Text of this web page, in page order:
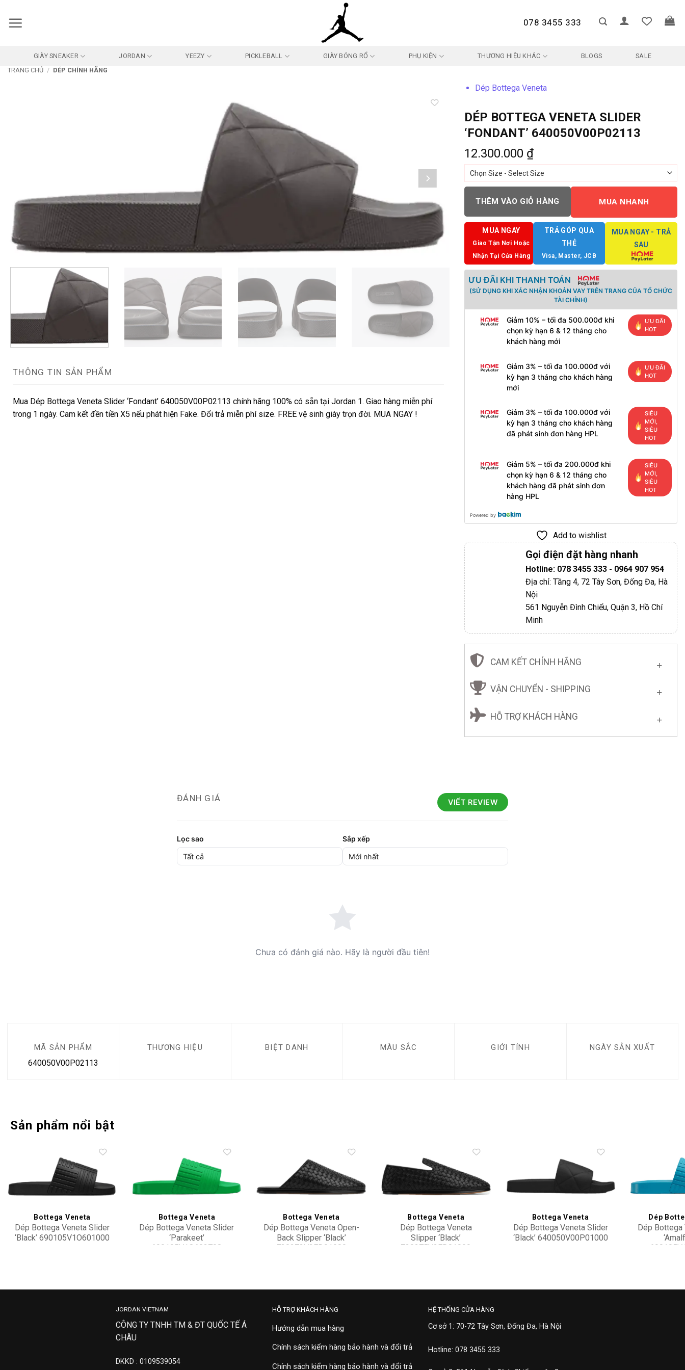
qua
078 3455 333
GIÀY SNEAKER JORDAN YEEZY PICKLEBALL GIÀY BÓNG RỔ PHỤ KIỆN THƯƠNG HIỆU KHÁC BLOGS
SALE
TRANG CHỦ / DÉP CHÍNH HÃNG
THÔNG TIN SẢN PHẨM
Mua Dép Bottega Veneta Slider ‘Fondant’ 640050V00P02113 chính hãng 100% có sẵn tại Jordan 1. Giao hàng miễn phí
trong 1 ngày. Cam kết đền tiền X5 nếu phát hiện Fake. Đổi trả miễn phí size. FREE vệ sinh giày trọn đời. MUA NGAY !
Dép Bottega Veneta
DÉP BOTTEGA VENETA SLIDER
‘FONDANT’ 640050V00P02113
12.300.000 ₫
THÊM VÀO GIỎ HÀNG MUA NHANH
MUA NGAY
Giao Tận Nơi Hoặc
Nhận Tại Cửa Hàng
TRẢ GÓP QUA
THẺ
Visa, Master, JCB
MUA NGAY - TRẢ
SAU
ƯU ĐÃI KHI THANH TOÁN
(SỬ DỤNG KHI XÁC NHẬN KHOẢN VAY TRÊN TRANG CỦA TỔ CHỨC
TÀI CHÍNH)
Giảm 10% – tối đa 500.000đ khi
chọn kỳ hạn 6 & 12 tháng cho
khách hàng mới
ƯU ĐÃI
HOT
Giảm 3% – tối đa 100.000đ với
kỳ hạn 3 tháng cho khách hàng
mới
ƯU ĐÃI
HOT
Giảm 3% – tối đa 100.000đ với
kỳ hạn 3 tháng cho khách hàng
đã phát sinh đơn hàng HPL
SIÊU
MỚI,
SIÊU
HOT
Giảm 5% – tối đa 200.000đ khi
chọn kỳ hạn 6 & 12 tháng cho
khách hàng đã phát sinh đơn
hàng HPL
SIÊU
MỚI,
SIÊU
HOT
Powered by
Add to wishlist
Gọi điện đặt hàng nhanh
Hotline: 078 3455 333 - 0964 907 954
Địa chỉ: Tầng 4, 72 Tây Sơn, Đống Đa, Hà
Nội
561 Nguyễn Đình Chiểu, Quận 3, Hồ Chí
Minh
CAM KẾT CHÍNH HÃNG
VẬN CHUYỂN - SHIPPING
HỖ TRỢ KHÁCH HÀNG
ĐÁNH GIÁ VIẾT REVIEW
Lọc sao Sắp xếp
Chưa có đánh giá nào. Hãy là người đầu tiên!
MÃ SẢN PHẨM
640050V00P02113
THƯƠNG HIỆU BIỆT DANH MÀU SẮC GIỚI TÍNH NGÀY SẢN XUẤT
Sản phẩm nổi bật
Add to
wishlist
Bottega Veneta
Dép Bottega Veneta Slider
‘Black’ 690105V1O601000
Add to
Bottega Veneta
Dép Bottega Veneta Slider
‘Parakeet’
690105V1O603708
Add to
wishlist
Bottega Veneta
Dép Bottega Veneta Open-
Back Slipper ‘Black’
730273V2ED01000
Add to
wishlist
Bottega Veneta
Dép Bottega Veneta
Slipper ‘Black’
730275V2ED01000
Add to
wishlist
Bottega Veneta
Dép Bottega Veneta Slider
‘Black’ 640050V00P01000
Dép
Dép
JORDAN VIETNAM
CÔNG TY TNHH TM & ĐT QUỐC TẾ Á
CHÂU
DKKD : 0109539054
HỖ TRỢ KHÁCH HÀNG
Hướng dẫn mua hàng
Chính sách kiểm hàng bảo hành và đổi trả
Chính sách kiểm hàng bảo hành và đổi trả
HỆ THỐNG CỬA HÀNG
Cơ sở 1: 70-72 Tây Sơn, Đống Đa, Hà Nội
Hotline: 078 3455 333